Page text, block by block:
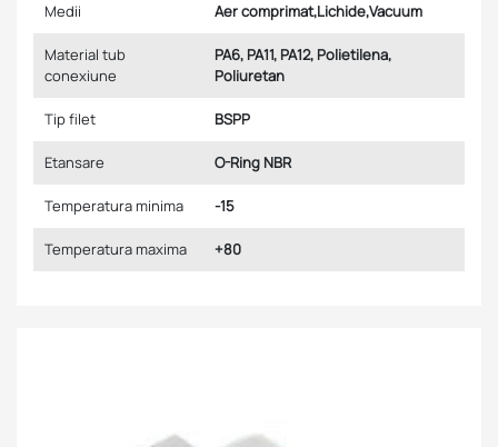
Medii Aer comprimat,Lichide,Vacuum
Material tub
conexiune
PA6, PA11, PA12, Polietilena,
Poliuretan
Tip filet BSPP
Etansare O-Ring NBR
Temperatura minima -15
Temperatura maxima +80